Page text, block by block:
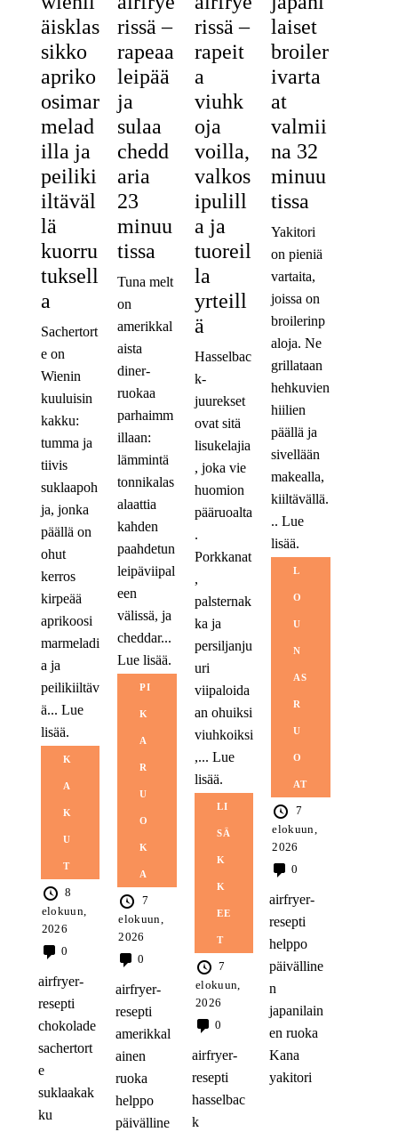
äisklas
sikko
apriko
osimar
melad
illa ja
peiliki
iltäväl
lä
kuorru
tuksell
a
Sachertort
e on
Wienin
kuuluisin
kakku:
tumma ja
tiivis
suklaapoh
ja, jonka
päällä on
ohut
kerros
kirpeää
aprikoosi
marmeladi
a ja
peilikiiltäv
ä... Lue
lisää.
K
A
K
U
T
8
elokuun,
2026
0
airfryer-
resepti
chokolade
sachertort
e
suklaakak
ku
rissä –
rapeaa
leipää
ja
sulaa
chedd
aria
23
minuu
tissa
Tuna melt
on
amerikkal
aista
diner-
ruokaa
parhaimm
illaan:
lämmintä
tonnikalas
alaattia
kahden
paahdetun
leipäviipal
een
välissä, ja
cheddar...
Lue lisää.
PI
K
A
R
U
O
K
A
7
elokuun,
2026
0
airfryer-
resepti
amerikkal
ainen
ruoka
helppo
päivälline
rissä –
rapeit
a
viuhk
oja
voilla,
valkos
ipulill
a ja
tuoreil
la
yrteill
ä
Hasselbac
k-
juurekset
ovat sitä
lisukelajia
, joka vie
huomion
pääruoalta
.
Porkkanat
,
palsternak
ka ja
persiljanju
uri
viipaloida
an ohuiksi
viuhkoiksi
,... Lue
lisää.
LI
SÄ
K
K
EE
T
7
elokuun,
2026
0
airfryer-
resepti
hasselbac
k
laiset
broiler
ivarta
at
valmii
na 32
minuu
tissa
Yakitori
on pieniä
vartaita,
joissa on
broilerinp
aloja. Ne
grillataan
hehkuvien
hiilien
päällä ja
sivellään
makealla,
kiiltävällä.
..Lue
lisää.
L
O
U
N
AS
R
U
O
AT
7
elokuun,
2026
0
airfryer-
resepti
helppo
päivälline
n
japanilain
en ruoka
Kana
yakitori